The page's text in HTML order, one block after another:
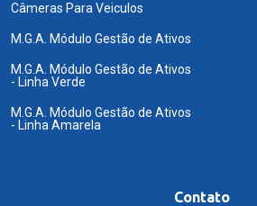
Câmeras Para Veiculos
M.G.A. Módulo Gestão de Ativos
M.G.A. Módulo Gestão de Ativos
- Linha Verde
M.G.A. Módulo Gestão de Ativos
- Linha Amarela
Contato